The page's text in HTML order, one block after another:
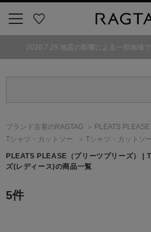
気
2026.7.29 地震の影響による一部地域
ブランド古着のRAGTAG PLEATS PLEASE
Tシャツ・カットソー
Tシャツ・カットソ
PLEATS PLEASE （プリーツプリーズ）
|
ズ(レディース)の商品一覧
5件